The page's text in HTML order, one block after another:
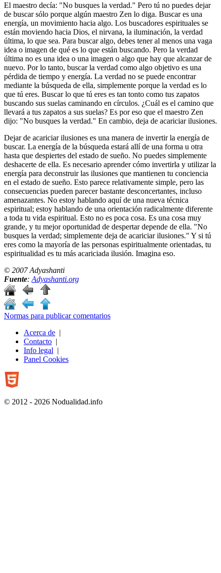
El maestro decía: "No busques la verdad." Pero tú no puedes dejar
de buscar sólo porque algún maestro Zen lo diga. Buscar es una
energía, un movimiento hacia algo. Los buscadores espirituales se
están moviendo hacia Dios, el nirvana, la iluminación, la verdad
última, lo que sea. Para buscar algo, debes tener al menos una vaga
idea o imagen de qué es lo que están buscando. Pero la verdad
última no es una idea o una imagen o algo que hay que alcanzar de
nuevo. Por lo tanto, buscar la verdad como algo objetivo es una
pérdida de tiempo y energía. La verdad no se puede encontrar
mediante la búsqueda de ella, simplemente porque la verdad es lo
que tú eres. Buscar lo que tú eres es tan tonto como tus zapatos
buscando sus suelas caminando en círculos. ¿Cuál es el camino que
llevará a tus zapatos a sus suelas? Es por eso que el maestro Zen
dijo: "No busques la verdad." En cambio, deja de acariciar ilusiones.
Dejar de acariciar ilusiones es una manera de invertir la energía de
buscar. La energía de la búsqueda estará allí de una forma u otra
hasta que despiertes del estado de sueño. No puedes simplemente
deshacerte de ella. Es necesario aprender cómo invertirla y utilizar la
energía para deconstruir las ilusiones que mantienen tu conciencia
en el estado de sueño. Esto parece relativamente simple, pero las
consecuencias pueden parecer bastante desconcertantes, incluso
amenazantes. No estoy hablando aquí de una nueva técnica
espiritual; estoy hablando de una orientación radicalmente diferente
a toda tu vida espiritual. Esto no es poca cosa. Es una cosa muy
grande, y tu mejor oportunidad de despertar depende de ella. "No
busques la verdad; simplemente deja de acariciar ilusiones." Y si tú
eres como la mayoría de las personas espiritualmente orientadas, tu
espiritualidad es tu más acariciada ilusión. Imagina eso.
© 2007 Adyashanti
Fuente: Adyashanti.org
Normas para publicar comentarios
Acerca de |
Contacto |
Info legal |
Panel Cookies
© 2012 - 2026 Nodualidad.info